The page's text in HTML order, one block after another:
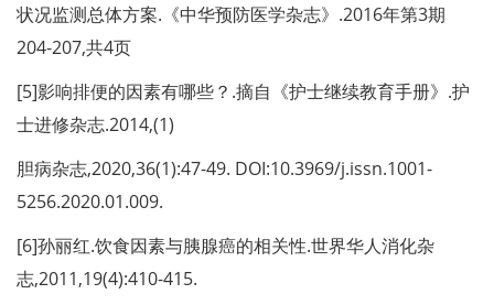
状况监测总体方案.《中华预防医学杂志》.2016年第3期
204-207,共4页
[5]影响排便的因素有哪些？.摘自《护士继续教育手册》.护
士进修杂志.2014,(1)
胆病杂志,2020,36(1):47-49. DOI:10.3969/j.issn.1001-
5256.2020.01.009.
[6]孙丽红.饮食因素与胰腺癌的相关性.世界华人消化杂
志,2011,19(4):410-415.